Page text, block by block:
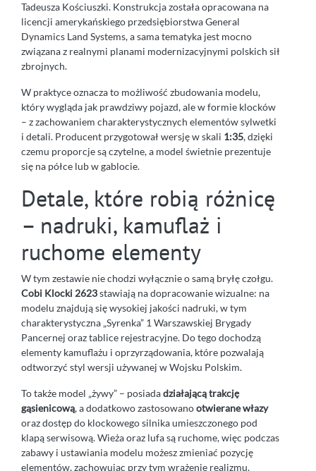
Tadeusza Kościuszki. Konstrukcja została opracowana na
licencji amerykańskiego przedsiębiorstwa General
Dynamics Land Systems, a sama tematyka jest mocno
związana z realnymi planami modernizacyjnymi polskich sił
zbrojnych.
W praktyce oznacza to możliwość zbudowania modelu,
który wygląda jak prawdziwy pojazd, ale w formie klocków
– z zachowaniem charakterystycznych elementów sylwetki
i detali. Producent przygotował wersję w skali 1:35, dzięki
czemu proporcje są czytelne, a model świetnie prezentuje
się na półce lub w gablocie.
Detale, które robią różnicę
– nadruki, kamuflaż i
ruchome elementy
W tym zestawie nie chodzi wyłącznie o samą bryłę czołgu.
Cobi Klocki 2623stawiają na dopracowanie wizualne: na
modelu znajdują się wysokiej jakości nadruki, w tym
charakterystyczna „Syrenka” 1 Warszawskiej Brygady
Pancernej oraz tablice rejestracyjne. Do tego dochodzą
elementy kamuflażu i oprzyrządowania, które pozwalają
odtworzyć styl wersji używanej w Wojsku Polskim.
To także model „żywy” – posiadadziałającą trakcję
gąsienicową, a dodatkowo zastosowanootwierane włazy
oraz dostęp do klockowego silnika umieszczonego pod
klapą serwisową. Wieża oraz lufa są ruchome, więc podczas
zabawy i ustawiania modelu możesz zmieniać pozycję
elementów, zachowując przy tym wrażenie realizmu.